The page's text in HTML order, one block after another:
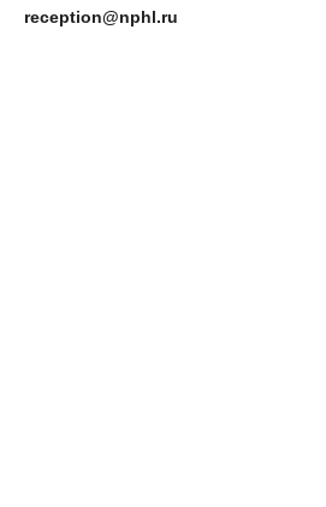
reception@nphl.ru